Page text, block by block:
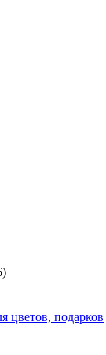
цветов, подарков